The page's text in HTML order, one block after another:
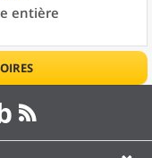
entière